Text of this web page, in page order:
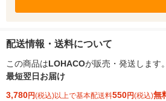
配送情報・送料について
この商品はLOHACOが販売・発送します。
最短翌日お届け
3,780円(税込)以上で基本配送料550円(税込)無